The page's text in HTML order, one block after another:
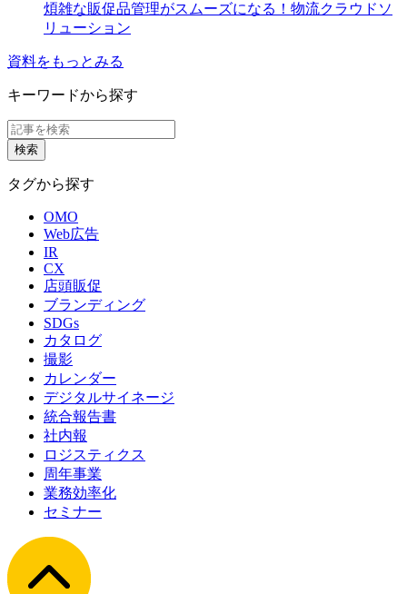
煩雑な販促品管理がスムーズになる！物流クラウドソ
リューション
資料をもっとみる
キーワードから探す
タグから探す
OMO
Web広告
IR
CX
店頭販促
ブランディング
SDGs
カタログ
撮影
カレンダー
デジタルサイネージ
統合報告書
社内報
ロジスティクス
周年事業
業務効率化
セミナー